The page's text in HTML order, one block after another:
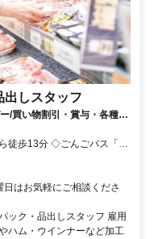
出しスタッフ
/買い物割引・賞与・各種休
徒歩13分 ◇ごんごバス「マ
はお気軽にご相談くださ
ック・品出しスタッフ 雇用
ハム・ウインナーなど加工